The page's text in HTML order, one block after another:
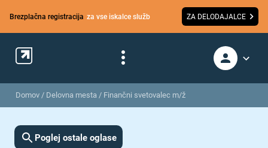
Brezplačna registracija za vse iskalce služb ZA DELODAJALCE
Domov / Delovna mesta / Finančni svetovalec m/ž
Poglej ostale oglase